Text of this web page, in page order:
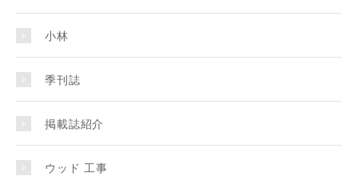
小林
季刊誌
掲載誌紹介
ウッド 工事